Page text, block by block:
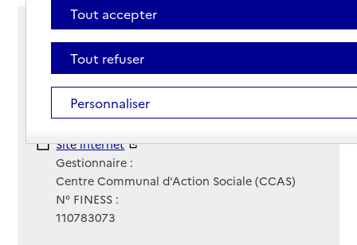
34 rue du général Laperrine
11400 - Castelnaudary
Voir itinéraire
Téléphone :
04 68 23 21 26
Site Internet
Site internet
Gestionnaire :
Centre Communal d'Action Sociale (CCAS)
N° FINESS :
110783073
Tout accepter
Tout refuser
Personnaliser